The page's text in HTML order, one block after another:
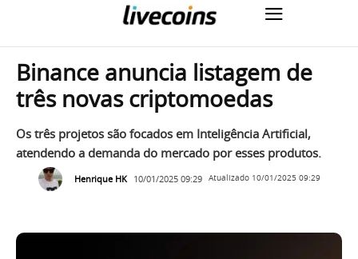
Binance anuncia listagem de
três novas criptomoedas
Os três projetos são focados em Inteligência Artificial,
atendendo a demanda do mercado por esses produtos.
Henrique HK 10/01/2025 09:29 Atualizado 10/01/2025 09:29